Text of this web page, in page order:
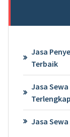
Jasa
Terbaik
Jasa
Terlengkap
Jasa